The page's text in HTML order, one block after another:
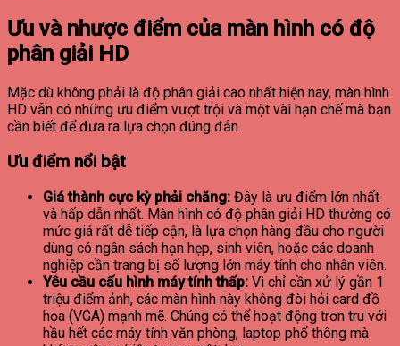
Ưu và nhược điểm của màn hình có độ
phân giải HD
Mặc dù không phải là độ phân giải cao nhất hiện nay, màn hình
HD vẫn có những ưu điểm vượt trội và một vài hạn chế mà bạn
cần biết để đưa ra lựa chọn đúng đắn.
Ưu điểm nổi bật
Giá thành cực kỳ phải chăng: Đây là ưu điểm lớn nhất
và hấp dẫn nhất. Màn hình có độ phân giải HD thường có
mức giá rất dễ tiếp cận, là lựa chọn hàng đầu cho người
dùng có ngân sách hạn hẹp, sinh viên, hoặc các doanh
nghiệp cần trang bị số lượng lớn máy tính cho nhân viên.
Yêu cầu cấu hình máy tính thấp: Vì chỉ cần xử lý gần 1
triệu điểm ảnh, các màn hình này không đòi hỏi card đồ
họa (VGA) mạnh mẽ. Chúng có thể hoạt động trơn tru với
hầu hết các máy tính văn phòng, laptop phổ thông mà